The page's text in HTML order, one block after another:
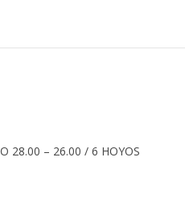
28.00 – 26.00 / 6 HOYOS